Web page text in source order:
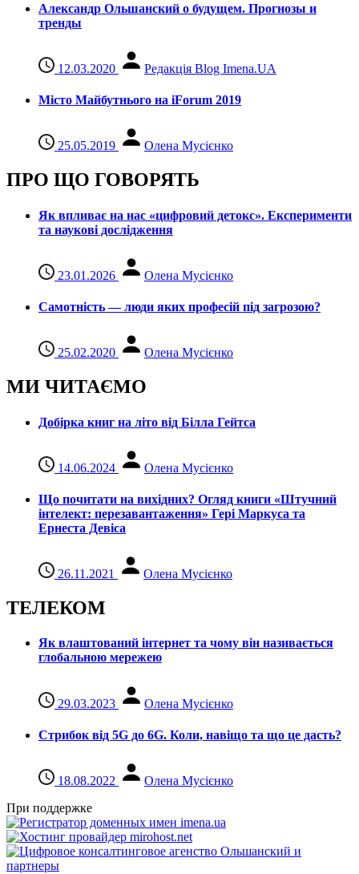
Александр Ольшанский о будущем. Прогнозы и
тренды
12.03.2020 Редакція Blog Imena.UA
Місто Майбутнього на iForum 2019
25.05.2019 Олена Мусієнко
ПРО ЩО ГОВОРЯТЬ
Як впливає на нас «цифровий детокс». Експерименти
та наукові дослідження
23.01.2026 Олена Мусієнко
Самотність — люди яких професій під загрозою?
25.02.2020 Олена Мусієнко
МИ ЧИТАЄМО
Добірка книг на літо від Білла Гейтса
14.06.2024 Олена Мусієнко
Що почитати на вихідних? Огляд книги «Штучний
інтелект: перезавантаження» Гері Маркуса та
Ернеста Девіса
26.11.2021 Олена Мусієнко
ТЕЛЕКОМ
Як влаштований інтернет та чому він називається
глобальною мережею
29.03.2023 Олена Мусієнко
Стрибок від 5G до 6G. Коли, навіщо та що це даcть?
18.08.2022
Олена Мусієнко
При поддержке